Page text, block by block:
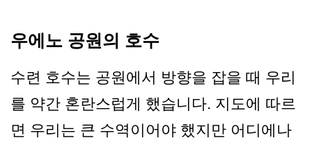
우에노 공원의 호수
수련 호수는 공원에서 방향을 잡을 때 우리
를 약간 혼란스럽게 했습니다. 지도에 따르
면 우리는 큰 수역이어야 했지만 어디에나